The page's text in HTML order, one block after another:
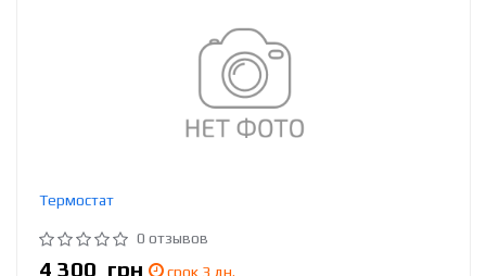
Термостат
0 отзывов
4 300 грн
срок 3 дн.